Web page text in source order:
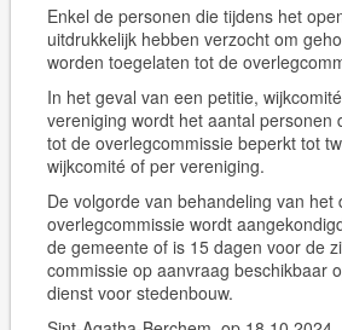
Enkel de personen die tijdens het
uitdrukkelijk hebben verzocht om
worden toegelaten tot de
In het geval van een petitie,
vereniging wordt het aantal personen
tot de overlegcommissie beperkt tot
wijkcomité of per vereniging.
De volgorde van behandeling van het
overlegcommissie wordt
de gemeente of is 15 dagen voor de
commissie op aanvraag beschikbaar
dienst voor stedenbouw.